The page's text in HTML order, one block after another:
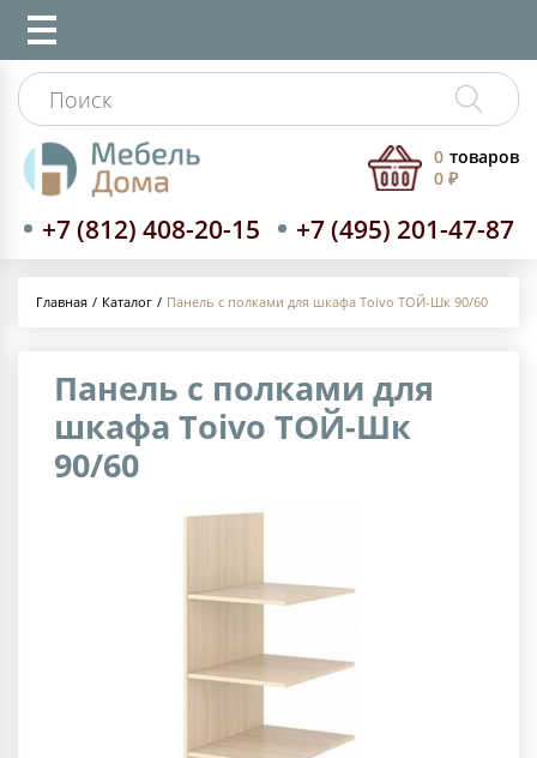
+7 (812) 408-20-15 +7 (495) 201-47-87
0 товаров
0 ₽
Главная Каталог Панель с полками для шкафа Toivo ТОЙ-Шк 90/60
Панель с полками для
шкафа Toivo ТОЙ-Шк
90/60